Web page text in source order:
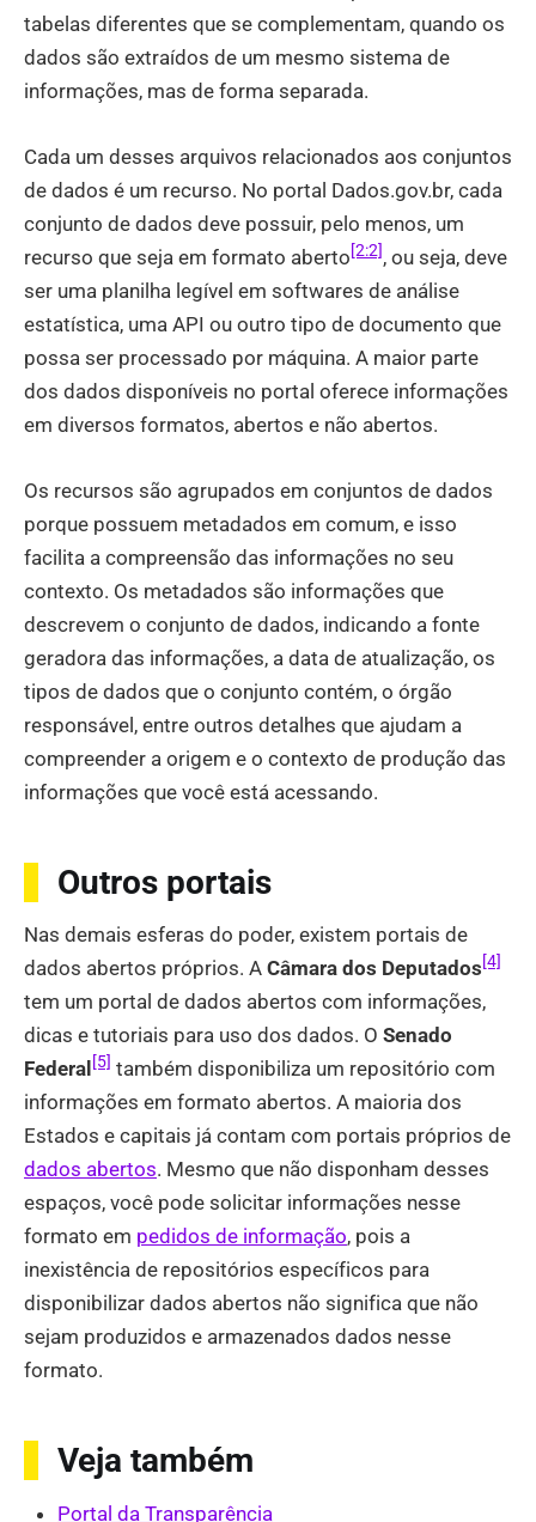
tabelas diferentes que se complementam, quando os
dados são extraídos de um mesmo sistema de
informações, mas de forma separada.
Cada um desses arquivos relacionados aos conjuntos
de dados é um recurso. No portal Dados.gov.br, cada
conjunto de dados deve possuir, pelo menos, um
recurso que seja em formato aberto[2:2], ou seja, deve
ser uma planilha legível em softwares de análise
estatística, uma API ou outro tipo de documento que
possa ser processado por máquina. A maior parte
dos dados disponíveis no portal oferece informações
em diversos formatos, abertos e não abertos.
Os recursos são agrupados em conjuntos de dados
porque possuem metadados em comum, e isso
facilita a compreensão das informações no seu
contexto. Os metadados são informações que
descrevem o conjunto de dados, indicando a fonte
geradora das informações, a data de atualização, os
tipos de dados que o conjunto contém, o órgão
responsável, entre outros detalhes que ajudam a
compreender a origem e o contexto de produção das
informações que você está acessando.
Outros portais
Nas demais esferas do poder, existem portais de
dados abertos próprios. A Câmara dos Deputados [4]
tem um portal de dados abertos com informações,
dicas e tutoriais para uso dos dados. O Senado
Federal
[5] também disponibiliza um repositório com
informações em formato abertos. A maioria dos
Estados e capitais já contam com portais próprios de
dados abertos. Mesmo que não disponham desses
espaços, você pode solicitar informações nesse
formato em pedidos de informação, pois a
inexistência de repositórios específicos para
disponibilizar dados abertos não significa que não
sejam produzidos e armazenados dados nesse
formato.
Veja também
Portal da Transparência